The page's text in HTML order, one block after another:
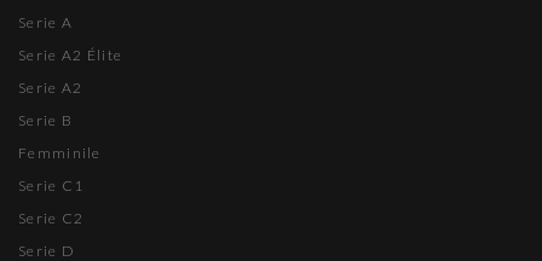
Serie A
Serie A2 Élite
Serie A2
Serie B
Femminile
Serie C1
Serie C2
Serie D